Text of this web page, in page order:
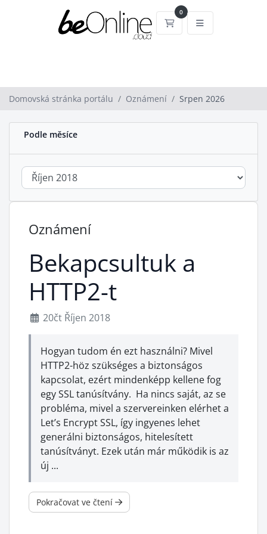
0
Nákupní Košík
Domovská stránka portálu Oznámení Srpen 2026
Podle měsíce
Oznámení
Bekapcsultuk a
HTTP2-t
20čt Říjen 2018
Hogyan tudom én ezt használni? Mivel
HTTP2-höz szükséges a biztonságos
kapcsolat, ezért mindenképp kellene fog
egy SSL tanúsítvány. Ha nincs saját, az se
probléma, mivel a szervereinken elérhet a
Let’s Encrypt SSL, így ingyenes lehet
generálni biztonságos, hitelesített
tanúsítványt. Ezek után már működik is az
új ...
Pokračovat ve čtení